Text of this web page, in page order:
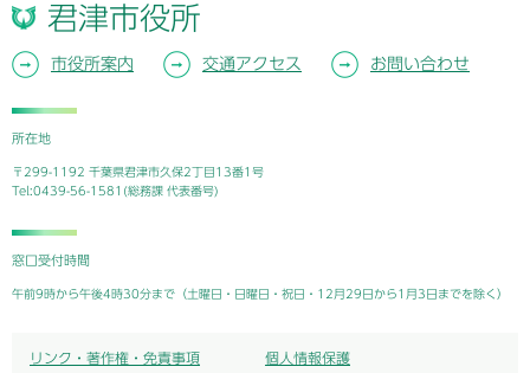
君津市役所
市役所案内 交通アクセス お問い合わせ
所在地
〒299-1192 千葉県君津市久保2丁目13番1号
Tel:0439-56-1581(総務課 代表番号)
窓口受付時間
午前9時から午後4時30分まで（土曜日・日曜日・祝日・12月29日から1月3日までを除く）
リンク・著作権・免責事項 個人情報保護